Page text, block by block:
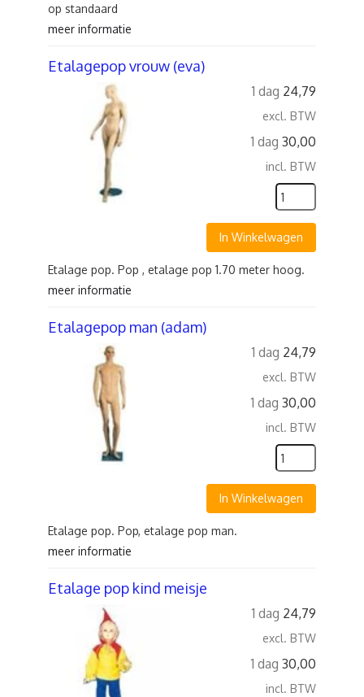
op standaard
meer informatie
Etalagepop vrouw (eva)
1 dag 24,79
excl. BTW
1 dag 30,00
incl. BTW
In Winkelwagen
Etalage pop. Pop , etalage pop 1.70 meter hoog.
meer informatie
Etalagepop man (adam)
1 dag 24,79
excl. BTW
1 dag 30,00
incl. BTW
In Winkelwagen
Etalage pop. Pop, etalage pop man.
meer informatie
Etalage pop kind meisje
1 dag 24,79
excl. BTW
1 dag 30,00
incl. BTW